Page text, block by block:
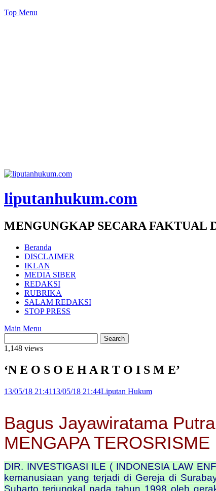
Top Menu
liputanhukum.com
MENGUNGKAP SECARA FAKTUAL
Beranda
DISCLAIMER
IKLAN
MEDIA SIBER
REDAKSI
RUBRIKA
SALAM REDAKSI
STOP PRESS
Main Menu
1,148 views
‘N E O S O E H A R T O I S M E’
13/05/18 21:4113/05/18 21:44Liputan Hukum
Bagus Jayawiratama
MENGAPA
DIR. INVESTIGASI ILE ( INDONESIA LAW
kemanusiaan yang terjadi di Gereja di
Suharto terjungkal pada tahun 1998 oleh